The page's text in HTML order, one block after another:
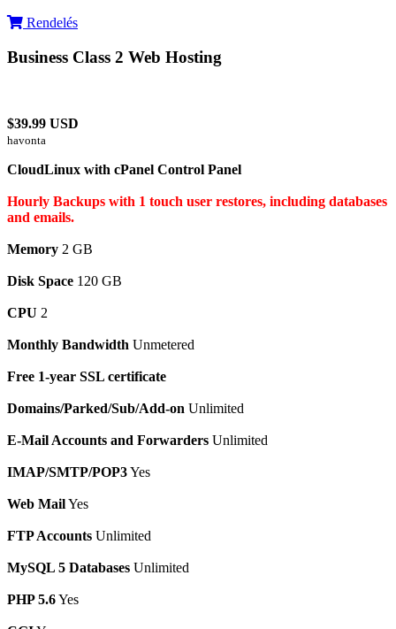
Rendelés
Business Class 2 Web Hosting
$39.99 USD
havonta
CloudLinux with cPanel Control Panel
Hourly Backups with 1 touch user restores, including databases
and emails.
Memory 2 GB
Disk Space 120 GB
CPU 2
Monthly Bandwidth Unmetered
Free 1-year SSL certificate
Domains/Parked/Sub/Add-on Unlimited
E-Mail Accounts and Forwarders Unlimited
IMAP/SMTP/POP3Yes
Web MailYes
FTP Accounts Unlimited
MySQL 5 Databases Unlimited
PHP 5.6Yes